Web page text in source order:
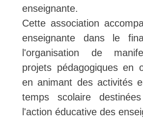
enseignante.
Cette association
enseignante dans le
l'organisation de
projets pédagogiques en
en animant des activités
temps scolaire
l'action éducative des